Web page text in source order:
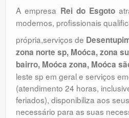
A empresa Rei do Esgoto
modernos, profissionais
própria,serviços de
zona norte sp, Moóca, zona
bairro, Moóca zona, Moóca
leste sp em geral e serviços
(atendimento 24 horas,
feriados), disponibiliza aos
necessário para as suas